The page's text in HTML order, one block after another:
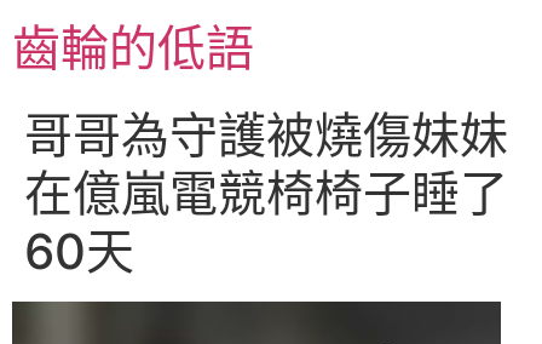
至
主齒輪的低語
哥哥為守護被燒傷妹妹
在億嵐電競椅椅子睡了
60天